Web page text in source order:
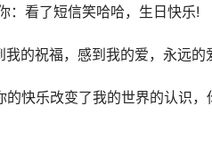
：看了短信笑哈哈，生日快乐!
的祝福，感到我的爱，永远的
快乐改变了我的世界的认识，